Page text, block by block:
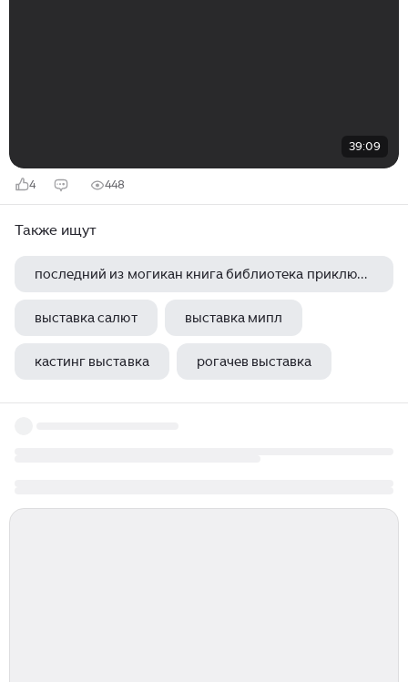
39:09
4 448
Также ищут
последний из могикан книга библиотека приключений
выставка салют выставка мипл
кастинг выставка рогачев выставка